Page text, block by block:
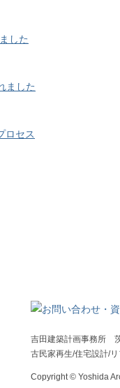
した
ました
ロセス
吉田建築計画事務所
古民家再生/住宅設計/
Copyright © Yoshida